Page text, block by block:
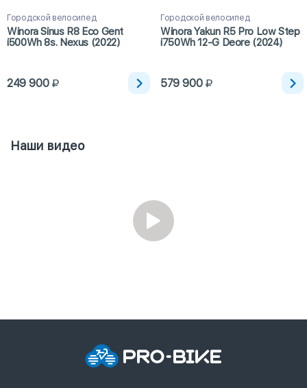
Городской велосипед
Winora Sinus R8 Eco Gent
i500Wh 8s. Nexus (2022)
249 900
Городской велосипед
Winora Yakun R5 Pro Low Step
i750Wh 12-G Deore (2024)
579 900
Наши видео